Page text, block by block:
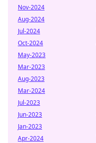
Nov-2024
Aug-2024
Jul-2024
Oct-2024
May-2023
Mar-2023
Aug-2023
Mar-2024
Jul-2023
Jun-2023
Jan-2023
Apr-2024